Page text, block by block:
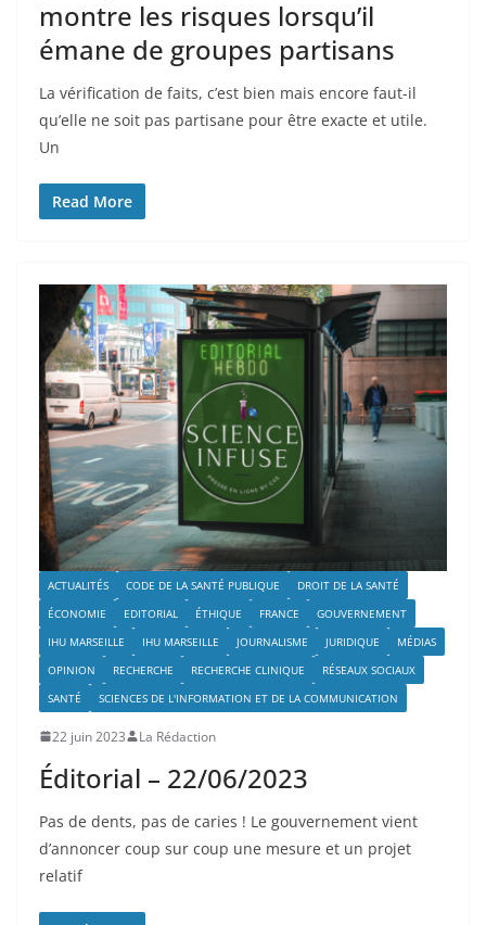
montre les risques lorsqu’il
émane de groupes partisans
La vérification de faits, c’est bien mais encore faut-il
qu’elle ne soit pas partisane pour être exacte et utile.
Un
Read More
ACTUALITÉS CODE DE LA SANTÉ PUBLIQUE
DROIT DE LA SANTÉ
ÉCONOMIE
EDITORIAL ÉTHIQUE FRANCE
GOUVERNEMENT
IHU MARSEILLE
IHU MARSEILLE JOURNALISME JURIDIQUE
MÉDIAS
OPINION
RECHERCHE RECHERCHE CLINIQUE
RÉSEAUX SOCIAUX
SANTÉ
SCIENCES DE L'INFORMATION ET DE LA COMMUNICATION
22 juin 2023 La Rédaction
Éditorial – 22/06/2023
Pas de dents, pas de caries ! Le gouvernement vient
d’annoncer coup sur coup une mesure et un projet
relatif